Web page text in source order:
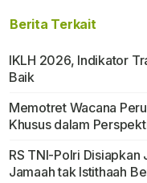
Berita Terkait
IKLH 2026, Indikator
Baik
Memotret Wacana
Khusus dalam
RS TNI-Polri Disiapkan
Jamaah tak Istithaah